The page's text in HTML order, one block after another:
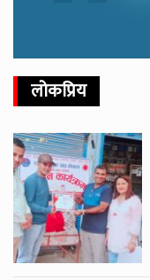
लोकप्रिय